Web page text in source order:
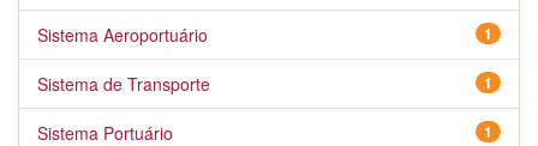
1
Sistema Aeroportuário
1
Sistema de Transporte
1
Sistema Portuário